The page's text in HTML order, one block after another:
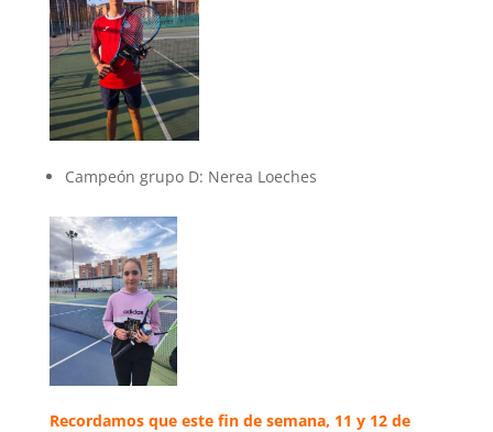
Campeón grupo D: Nerea Loeches
Recordamos que este fin de semana, 11 y 12 de